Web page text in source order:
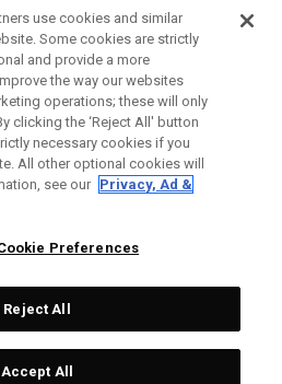
LÉGALES
Callaway Brands.
rights reserved.
use cookies and similar
Some cookies are strictly
and provide a more
the way our websites
operations; these will only
clicking the ‘Reject All' button
necessary cookies if you
All other optional cookies will
see our Privacy, Ad &
Preferences
Reject All
Accept All